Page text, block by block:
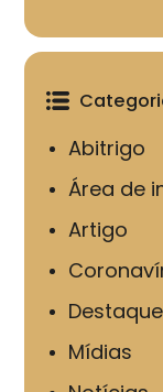
Abitrigo
Área de
Artigo
Destaque
Mídias